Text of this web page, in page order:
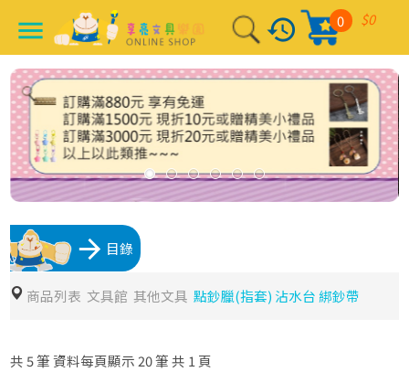
menu history $0
0
arrow_forward 目錄
商品列表 文具館 其他文具 點鈔臘(指套) 沾水台 綁鈔帶
共 5筆 資料每頁顯示 20筆 共 1頁